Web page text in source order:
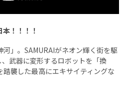
本！！！！
。SAMURAIがネオン輝く街を駆
武器に変形するロボットを「換
襲した最高にエキサイティングな